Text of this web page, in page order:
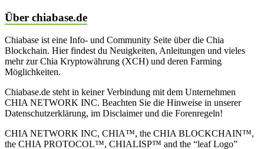
Über chiabase.de
Chiabase ist eine Info- und Community Seite über die Chia
Blockchain. Hier findest du Neuigkeiten, Anleitungen und vieles
mehr zur Chia Kryptowährung (XCH) und deren Farming
Möglichkeiten.
Chiabase.de steht in keiner Verbindung mit dem Unternehmen
CHIA NETWORK INC. Beachten Sie die Hinweise in unserer
Datenschutzerklärung, im Disclaimer und die Forenregeln!
CHIA NETWORK INC, CHIA™, the CHIA BLOCKCHAIN™,
the CHIA PROTOCOL™, CHIALISP™ and the “leaf Logo”